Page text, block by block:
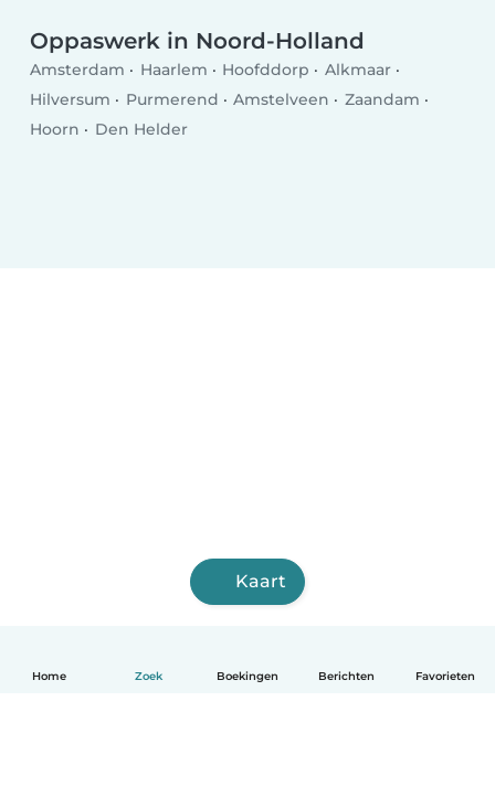
Home Zoek Boekingen Berichten Favorieten
Oppaswerk in Noord-Holland
Amsterdam Haarlem Hoofddorp
Alkmaar
Hilversum
Purmerend Amstelveen
Zaandam
Hoorn
Den Helder
Kaart